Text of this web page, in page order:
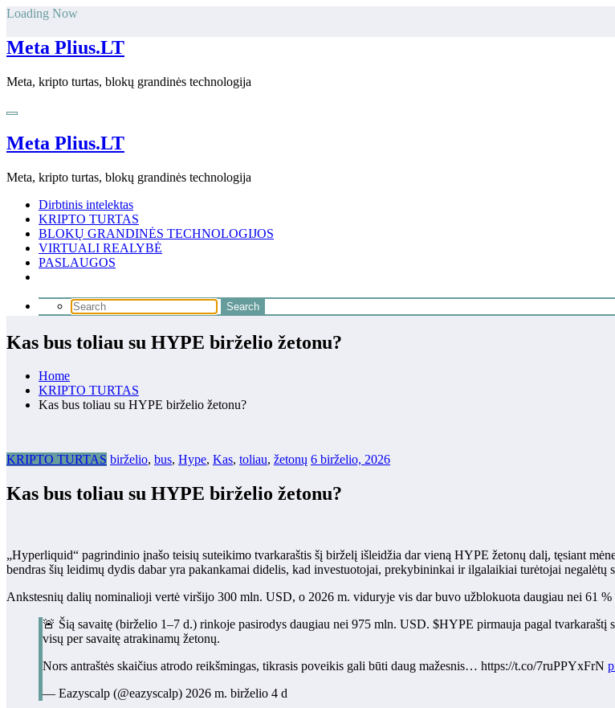
Skip
content
Loading Now
Meta Plius.LT
Meta, kripto turtas, blokų grandinės technologija
Meta Plius.LT
Meta, kripto turtas, blokų grandinės technologija
Dirbtinis intelektas
KRIPTO TURTAS
BLOKŲ GRANDINĖS TECHNOLOGIJOS
VIRTUALI REALYBĖ
PASLAUGOS
Kas bus toliau su HYPE birželio žetonu?
Home
KRIPTO TURTAS
Kas bus toliau su HYPE birželio žetonu?
KRIPTO TURTAS birželio, bus, Hype, Kas, toliau, žetonų 6 birželio, 2026
Kas bus toliau su HYPE birželio žetonu?
„Hyperliquid“ pagrindinio įnašo teisių suteikimo tvarkaraštis šį birželį išleidžia dar vieną HYPE žetonų dalį, tęsiant
bendras šių leidimų dydis dabar yra pakankamai didelis, kad investuotojai, prekybininkai ir ilgalaikiai turėtojai negalėtų
Ankstesnių dalių nominalioji vertė viršijo 300 mln. USD, o 2026 m. viduryje vis dar buvo užblokuota daugiau nei 61
🚨 Šią savaitę (birželio 1–7 d.) rinkoje pasirodys daugiau nei 975 mln. USD. $HYPE pirmauja pagal
visų per savaitę atrakinamų žetonų.
Nors antraštės skaičius atrodo reikšmingas, tikrasis poveikis gali būti daug mažesnis… https://t.co/7ruPPYxFrN
— Eazyscalp (@eazyscalp) 2026 m. birželio 4 d